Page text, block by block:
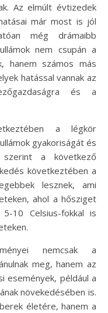
Az elmúlt évtizedek
már most is jól
még drámaibb
nem csupán a
hanem számos más
hatással vannak az
és a
a légkör
gyakoriságát és
a következő
következtében a
lesznek, ami
ahol a hősziget
10 Celsius-fokkal is
nemcsak a
meg, hanem az
események, például a
növekedésében is.
életére, hanem a